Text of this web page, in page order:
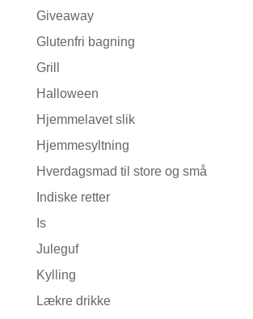
Giveaway
Glutenfri bagning
Grill
Halloween
Hjemmelavet slik
Hjemmesyltning
Hverdagsmad til store og små
Indiske retter
Is
Juleguf
Kylling
Lækre drikke